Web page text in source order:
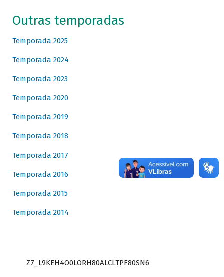
Outras temporadas
Temporada 2025
Temporada 2024
Temporada 2023
Temporada 2020
Temporada 2019
Temporada 2018
Temporada 2017
Temporada 2016
Temporada 2015
Temporada 2014
Z7_L9KEH4O0LORH80ALCLTPF80SN6